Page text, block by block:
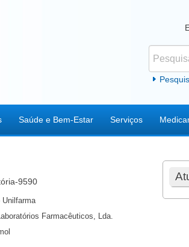
Saúde e Bem-Estar Serviços
9590
Unilfarma
Farmacêuticos, Lda.